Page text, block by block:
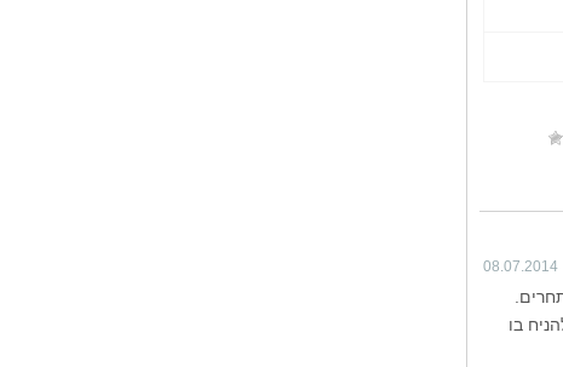
08.07.2014
בו